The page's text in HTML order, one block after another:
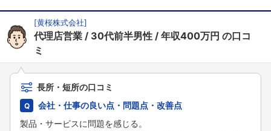
[黄桜株式会社]
代理店営業 30代前半男性 年収400万円 の口コ
ミ
長所・短所の口コミ
会社・仕事の良い点・問題点・改善点
製品・サービスに問題を感じる。